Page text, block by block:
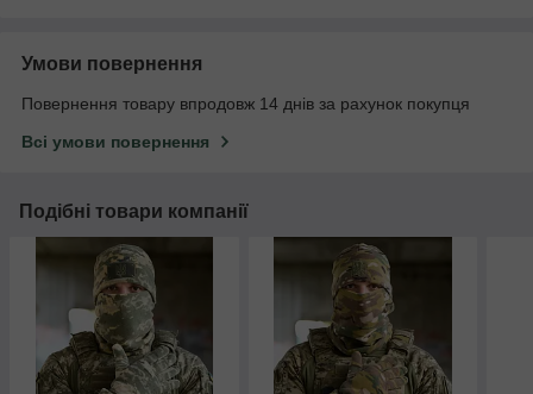
Умови повернення
Повернення товару впродовж 14 днів за рахунок покупця
Всі умови повернення
Подібні товари компанії